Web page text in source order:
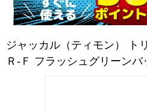
ジャッカル（ティモン） ト
Ｒ-Ｆ フラッシュグリーンバ